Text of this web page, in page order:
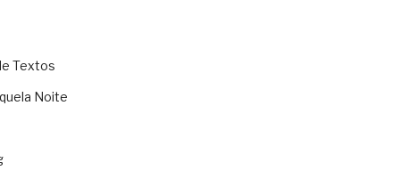
Textos
Noite